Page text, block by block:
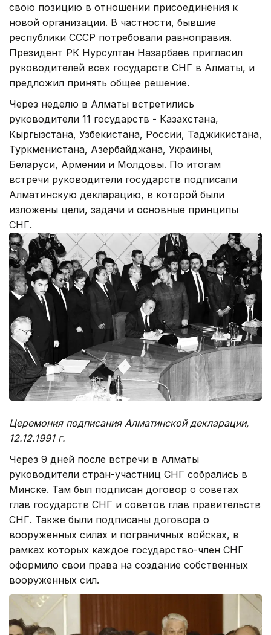
свою позицию в отношении присоединения к
новой организации. В частности, бывшие
республики СССР потребовали равноправия.
Президент РК Нурсултан Назарбаев пригласил
руководителей всех государств СНГ в Алматы, и
предложил принять общее решение.
Через неделю в Алматы встретились
руководители 11 государств - Казахстана,
Кыргызстана, Узбекистана, России, Таджикистана,
Туркменистана, Азербайджана, Украины,
Беларуси, Армении и Молдовы. По итогам
встречи руководители государств подписали
Алматинскую декларацию, в которой были
изложены цели, задачи и основные принципы
СНГ.
Церемония подписания Алматинской декларации,
12.12.1991 г.
Через 9 дней после встречи в Алматы
руководители стран-участниц СНГ собрались в
Минске. Там был подписан договор о советах
глав государств СНГ и советов глав правительств
СНГ. Также были подписаны договора о
вооруженных силах и пограничных войсках, в
рамках которых каждое государство-член СНГ
оформило свои права на создание собственных
вооруженных сил.